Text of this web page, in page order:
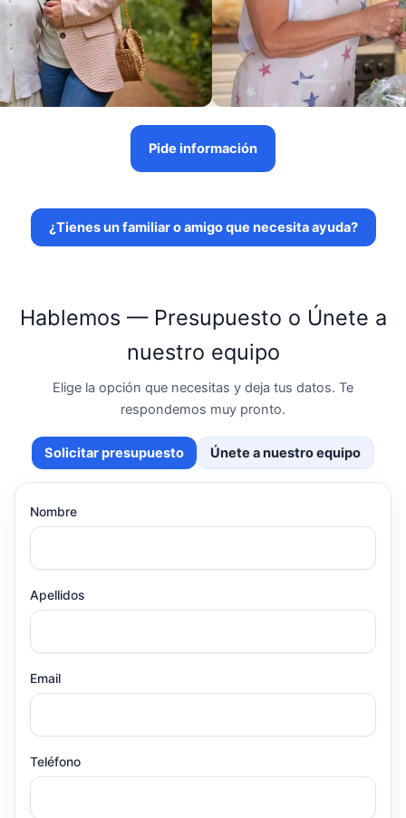
Pide información
¿Tienes un familiar o amigo que necesita ayuda?
Hablemos — Presupuesto o Únete a
nuestro equipo
Elige la opción que necesitas y deja tus datos. Te
respondemos muy pronto.
Solicitar presupuesto Únete a nuestro equipo
Nombre
Apellidos
Email
Teléfono